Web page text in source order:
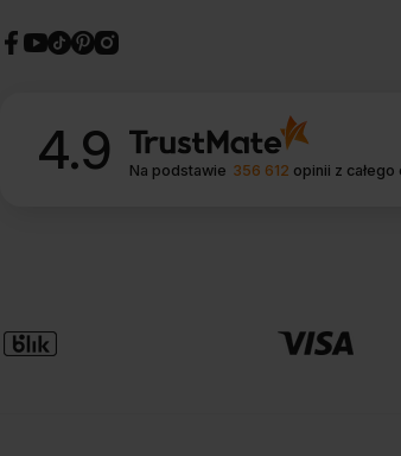
4.9 Na podstawie 356 612 opinii z